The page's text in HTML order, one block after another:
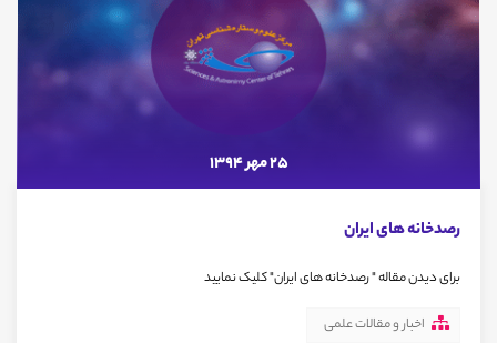
25 مهر 1394
رصدخانه های ایران
برای دیدن مقاله " رصدخانه های ایران" کلیک نمایید
اخبار و مقالات علمی